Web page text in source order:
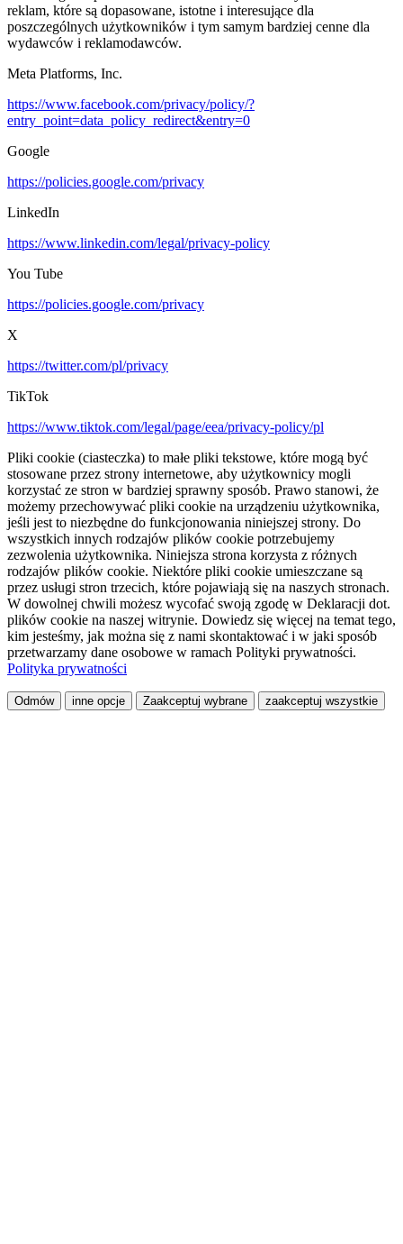
reklam, które są dopasowane, istotne i interesujące dla
poszczególnych użytkowników i tym samym bardziej cenne dla
wydawców i reklamodawców.
Meta Platforms, Inc.
https://www.facebook.com/privacy/policy/?
entry_point=data_policy_redirect&entry=0
Google
https://policies.google.com/privacy
LinkedIn
https://www.linkedin.com/legal/privacy-policy
You Tube
https://policies.google.com/privacy
X
https://twitter.com/pl/privacy
TikTok
https://www.tiktok.com/legal/page/eea/privacy-policy/pl
Pliki cookie (ciasteczka) to małe pliki tekstowe, które mogą być
stosowane przez strony internetowe, aby użytkownicy mogli
korzystać ze stron w bardziej sprawny sposób. Prawo stanowi, że
możemy przechowywać pliki cookie na urządzeniu użytkownika,
jeśli jest to niezbędne do funkcjonowania niniejszej strony. Do
wszystkich innych rodzajów plików cookie potrzebujemy
zezwolenia użytkownika. Niniejsza strona korzysta z różnych
rodzajów plików cookie. Niektóre pliki cookie umieszczane są
przez usługi stron trzecich, które pojawiają się na naszych stronach.
W dowolnej chwili możesz wycofać swoją zgodę w Deklaracji dot.
plików cookie na naszej witrynie. Dowiedz się więcej na temat tego,
kim jesteśmy, jak można się z nami skontaktować i w jaki sposób
przetwarzamy dane osobowe w ramach Polityki prywatności.
Polityka prywatności
Odmów inne opcje Zaakceptuj wybrane zaakceptuj wszystkie